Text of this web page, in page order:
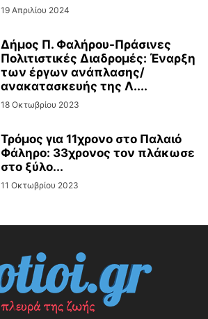
19 Απριλίου 2024
Δήμος Π. Φαλήρου-Πράσινες
Πολιτιστικές Διαδρομές: Έναρξη
των έργων ανάπλασης/
ανακατασκευής της Λ....
18 Οκτωβρίου 2023
Τρόμος για 11χρονο στο Παλαιό
Φάληρο: 33χρονος τον πλάκωσε
στο ξύλο...
11 Οκτωβρίου 2023